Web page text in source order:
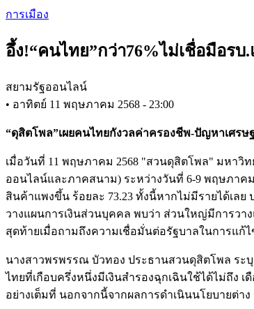
Skip
main
content
การเมือง
อึ้ง!“คนไทย”กว่า76%ไม่เชื่อมือร
สยามรัฐออนไลน์
• อาทิตย์ 11 พฤษภาคม 2568 - 23:00
“ดุสิตโพล”เผยคนไทยกังวลค่าครองชีพ-ปัญหาเศรษ
เมื่อวันที่ 11 พฤษภาคม 2568 "สวนดุสิตโพล" มหาวิ
ออนไลน์และภาคสนาม) ระหว่างวันที่ 6-9 พฤษภาค
สินค้าแพงขึ้น ร้อยละ 73.23 ทั้งนี้หากไม่มีรายได้เลย
วางแผนการเงินส่วนบุคคล พบว่า ส่วนใหญ่มีการวา
สุดท้ายเมื่อถามถึงความเชื่อมั่นต่อรัฐบาลในการแก้
นางสาวพรพรรณ บัวทอง ประธานสวนดุสิตโพล ระ
ไทยที่เกือบครึ่งหนึ่งมีเงินสำรองฉุกเฉินใช้ได้ไม่ถึง
อย่างเต็มที่ นอกจากนี้จากผลการดำเนินนโยบายต่